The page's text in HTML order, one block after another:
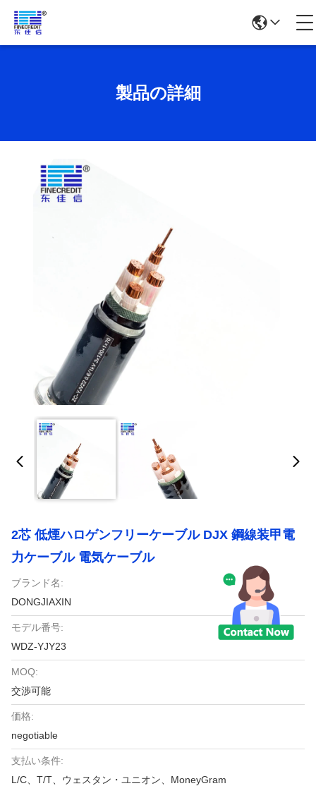
製品の詳細
2芯 低煙ハロゲンフリーケーブル DJX 鋼線装甲電
力ケーブル 電気ケーブル
ブランド名:
DONGJIAXIN
モデル番号:
WDZ-YJY23
MOQ:
交渉可能
価格:
negotiable
支払い条件:
L/C、T/T、ウェスタン・ユニオン、MoneyGram